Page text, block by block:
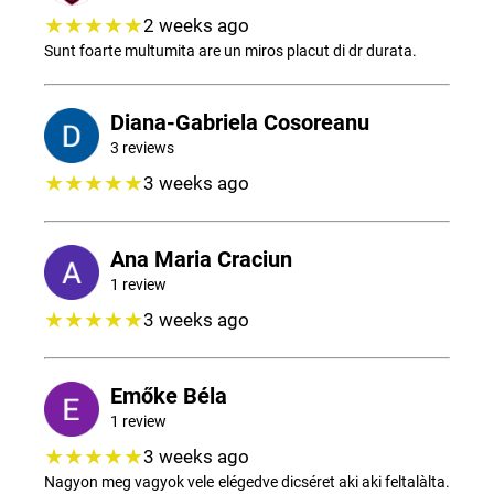
★★★★★2 weeks ago
Sunt foarte multumita are un miros placut di dr durata.
Diana-Gabriela Cosoreanu
3 reviews
★★★★★3 weeks ago
Ana Maria Craciun
1 review
★★★★★3 weeks ago
Emőke Béla
1 review
★★★★★3 weeks ago
Nagyon meg vagyok vele elégedve dicséret aki aki feltalàlta.